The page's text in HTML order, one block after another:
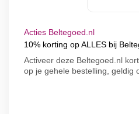
Acties Beltegoed.nl
10% korting op ALLES bij
Activeer deze Beltegoed.nl
op je gehele bestelling, geldig